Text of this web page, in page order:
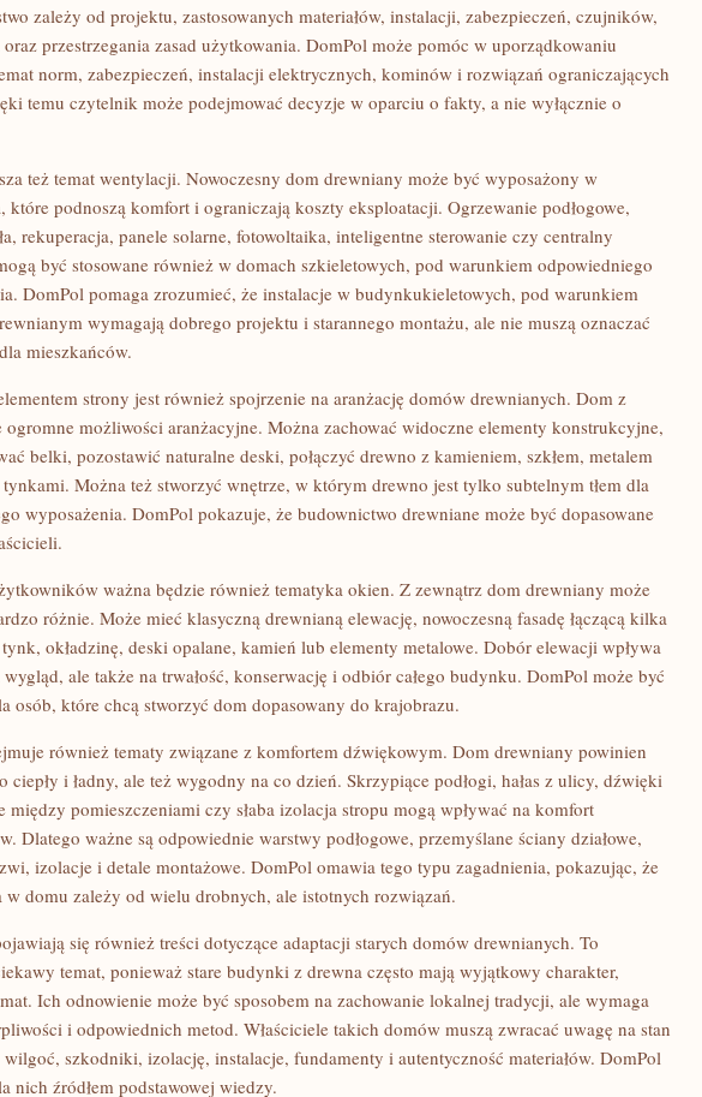
zależy od projektu, zastosowanych materiałów, instalacji, zabezpieczeń, czujników,
przestrzegania zasad użytkowania. DomPol może pomóc w uporządkowaniu
norm, zabezpieczeń, instalacji elektrycznych, kominów i rozwiązań ograniczających
temu czytelnik może podejmować decyzje w oparciu o fakty, a nie wyłącznie o
też temat wentylacji. Nowoczesny dom drewniany może być wyposażony w
które podnoszą komfort i ograniczają koszty eksploatacji. Ogrzewanie podłogowe,
rekuperacja, panele solarne, fotowoltaika, inteligentne sterowanie czy centralny
być stosowane również w domach szkieletowych, pod warunkiem odpowiedniego
DomPol pomaga zrozumieć, że instalacje w budynkukieletowych, pod warunkiem
wymagają dobrego projektu i starannego montażu, ale nie muszą oznaczać
mieszkańców.
strony jest również spojrzenie na aranżację domów drewnianych. Dom z
ogromne możliwości aranżacyjne. Można zachować widoczne elementy konstrukcyjne,
belki, pozostawić naturalne deski, połączyć drewno z kamieniem, szkłem, metalem
Można też stworzyć wnętrze, w którym drewno jest tylko subtelnym tłem dla
wyposażenia. DomPol pokazuje, że budownictwo drewniane może być dopasowane
ważna będzie również tematyka okien. Z zewnątrz dom drewniany może
różnie. Może mieć klasyczną drewnianą elewację, nowoczesną fasadę łączącą kilka
tynk, okładzinę, deski opalane, kamień lub elementy metalowe. Dobór elewacji wpływa
ale także na trwałość, konserwację i odbiór całego budynku. DomPol może być
osób, które chcą stworzyć dom dopasowany do krajobrazu.
również tematy związane z komfortem dźwiękowym. Dom drewniany powinien
ciepły i ładny, ale też wygodny na co dzień. Skrzypiące podłogi, hałas z ulicy, dźwięki
między pomieszczeniami czy słaba izolacja stropu mogą wpływać na komfort
Dlatego ważne są odpowiednie warstwy podłogowe, przemyślane ściany działowe,
izolacje i detale montażowe. DomPol omawia tego typu zagadnienia, pokazując, że
w domu zależy od wielu drobnych, ale istotnych rozwiązań.
się również treści dotyczące adaptacji starych domów drewnianych. To
temat, ponieważ stare budynki z drewna często mają wyjątkowy charakter,
Ich odnowienie może być sposobem na zachowanie lokalnej tradycji, ale wymaga
i odpowiednich metod. Właściciele takich domów muszą zwracać uwagę na stan
szkodniki, izolację, instalacje, fundamenty i autentyczność materiałów. DomPol
nich źródłem podstawowej wiedzy.